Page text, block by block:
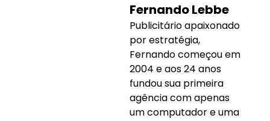
Fernando Lebbe
Publicitário apaixonado
por estratégia,
Fernando começou em
2004 e aos 24 anos
fundou sua primeira
agência com apenas
um computador e uma